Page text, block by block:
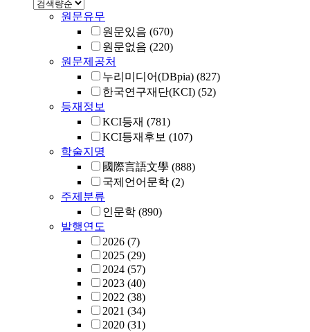
원문유무
원문있음 (670)
원문없음 (220)
원문제공처
누리미디어(DBpia) (827)
한국연구재단(KCI) (52)
등재정보
KCI등재 (781)
KCI등재후보 (107)
학술지명
國際言語文學 (888)
국제언어문학 (2)
주제분류
인문학 (890)
발행연도
2026 (7)
2025 (29)
2024 (57)
2023 (40)
2022 (38)
2021 (34)
2020 (31)